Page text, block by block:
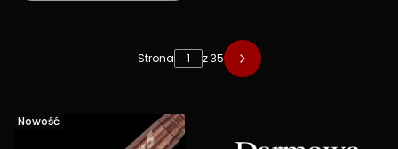
Strona z 35
Nowość